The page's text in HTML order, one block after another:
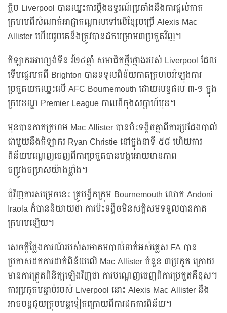
ក្លិប Liverpool បានឈ្នះការប្តឹងឧទ្ធរណ៍ប្រឆាំងនឹងការផ្តល់កាត
ក្រហមពីសំណាក់អាជ្ញាកណ្តាលទៅលើខ្សែបម្រើ Alexis Mac
Allister ហើយរូបគេនឹងត្រូវបានដកបម្រាម៣ប្រកួតវិញ។
កីឡាករអាហ្សង់ទីន វ័២៤ឆ្នាំ សមាជិកថ្មីថ្មោងរបស់ Liverpool ដែល
ទើបផ្ទេរមកពី Brighton បានទទួលពិន័យកាតក្រហមអំឡុងការ
ប្រកួតយកឈ្នះលើ AFC Bournemouth ដោយលទ្ធផល ៣-១ ក្នុង
ក្របខណ្ឌ Premier League កាលពីចុងសប្តាហ៍មុន។
មុនបានកាតក្រហម Mac Allister បានប៉ះទង្គិចគ្នាពីការប្រជែងបាល់
ជាមួយនឹងកីឡាករ Ryan Christie នៅក្នុងនាទី ៥៨ ហើយការ
ពិន័យបណ្តេញចេញពីការប្រកួតបានបង្កអោយមានភាព
ចម្រូងចម្រាសយ៉ាងខ្លាំង។
ជុំវិញការសម្រេចនេះ គ្រូបង្វឹកក្រុម Bournemouth លោក Andoni
Iraola ក៏បាននិយាយថា ការប៉ះទង្គិចមិនសក្តិសមទទួលបានកាត
ក្រហមឡើយ។
សេចក្តីថ្លែងការណ៍របស់សមាគមបាល់ទាត់អស់គ្លេស FA បាន
ប្រកាសដកការដាក់ពិន័យលើ Mac Allister ចំនួន ៣ប្រកួត ក្រោយ
មានការត្រួតពិនិត្យឡើងវិញថា ការបណ្តេញចេញពីការប្រកួតគឺខុស។
ការប្រកួតបន្ទាប់របស់ Liverpool នោះ Alexis Mac Allister នឹង
អាចបន្តជួយក្រុមបន្តទៀតក្រោយពីការដកការពិន័យ។